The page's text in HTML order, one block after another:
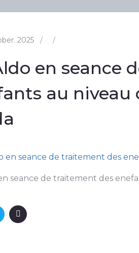
2025 / /
en seance
au niveau
seance de traitement des